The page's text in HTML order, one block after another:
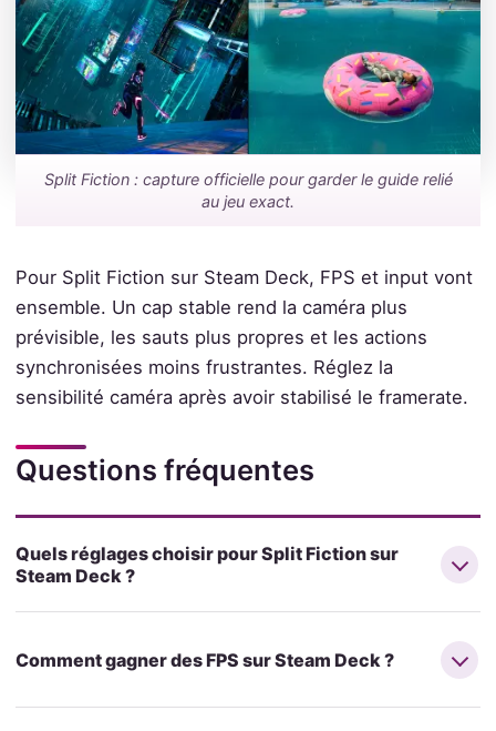
Split Fiction : capture officielle pour garder le guide relié
au jeu exact.
Pour Split Fiction sur Steam Deck, FPS et input vont
ensemble. Un cap stable rend la caméra plus
prévisible, les sauts plus propres et les actions
synchronisées moins frustrantes. Réglez la
sensibilité caméra après avoir stabilisé le framerate.
Questions fréquentes
Quels réglages choisir pour Split Fiction sur
Steam Deck ?
Comment gagner des FPS sur Steam Deck ?